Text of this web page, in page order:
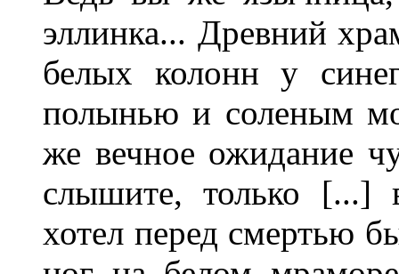
эллинка... Древний
белых колонн у
полынью и соленым
же вечное ожидание
слышите, только [...]
хотел перед смертью